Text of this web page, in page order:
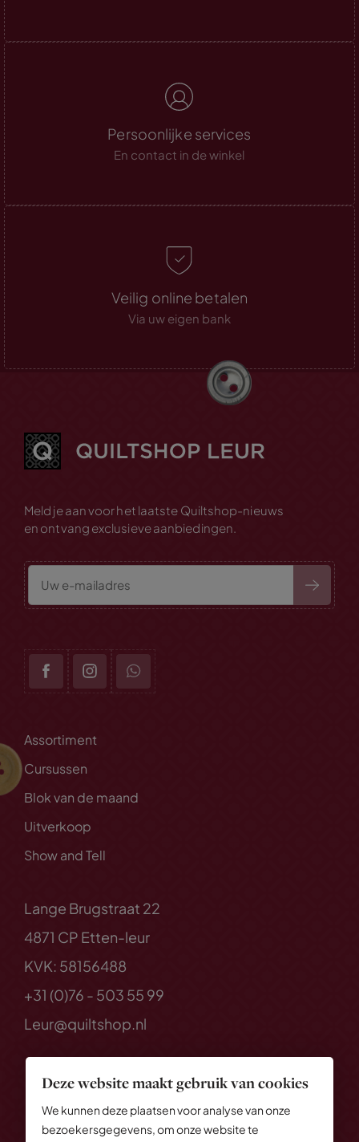
Deze website maakt gebruik van cookies
We kunnen deze plaatsen voor analyse van onze
bezoekersgegevens, om onze website te
Persoonlijke services
En contact in de winkel
Veilig online betalen
Via uw eigen bank
Meld je aan voor het laatste Quiltshop-nieuws
en ontvang exclusieve aanbiedingen.
Assortiment
Cursussen
Blok van de maand
Uitverkoop
Show and Tell
Lange Brugstraat 22
4871 CP Etten-leur
KVK: 58156488
+31 (0)76 - 503 55 99
Leur@quiltshop.nl